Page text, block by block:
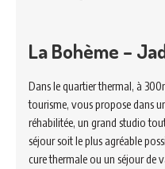
La Bohème –
Dans le quartier thermal, à
tourisme, vous propose dans
réhabilitée, un grand studio
séjour soit le plus agréable
cure thermale ou un séjour de